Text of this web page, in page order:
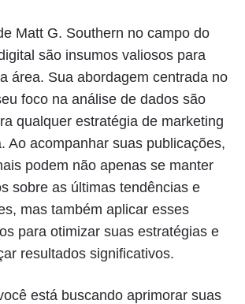
Matt G. Southern no campo do
são insumos valiosos para
área. Sua abordagem centrada no
foco na análise de dados são
qualquer estratégia de marketing
Ao acompanhar suas publicações,
podem não apenas se manter
sobre as últimas tendências e
mas também aplicar esses
para otimizar suas estratégias e
resultados significativos.
está buscando aprimorar suas